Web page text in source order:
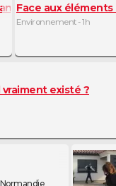
en colère
Face aux
Environnement - 1h
vraiment existé ?